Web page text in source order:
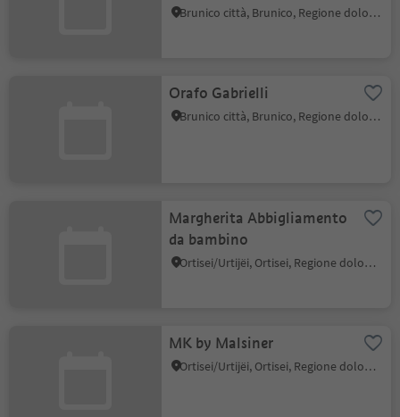
Brunico città, Brunico, Regione dolomitica Plan de Corones
Orafo Gabrielli
Brunico città, Brunico, Regione dolomitica Plan de Corones
Margherita Abbigliamento
da bambino
Ortisei/Urtijëi, Ortisei, Regione dolomitica Val Gardena
MK by Malsiner
Ortisei/Urtijëi, Ortisei, Regione dolomitica Val Gardena